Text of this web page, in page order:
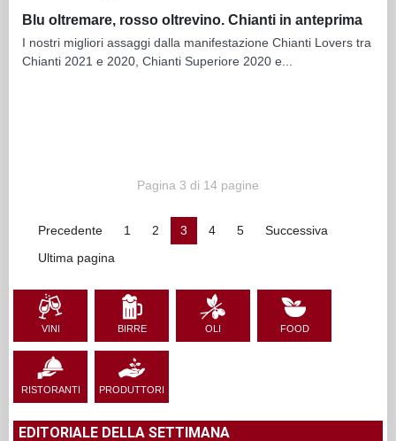
Blu oltremare, rosso oltrevino. Chianti in anteprima
I nostri migliori assaggi dalla manifestazione Chianti Lovers tra
Chianti 2021 e 2020, Chianti Superiore 2020 e...
Pagina 3 di 14 pagine
Precedente 1 2 3 4 5
Successiva
Ultima pagina
VINI BIRRE OLI FOOD
RISTORANTI PRODUTTORI
EDITORIALE DELLA SETTIMANA